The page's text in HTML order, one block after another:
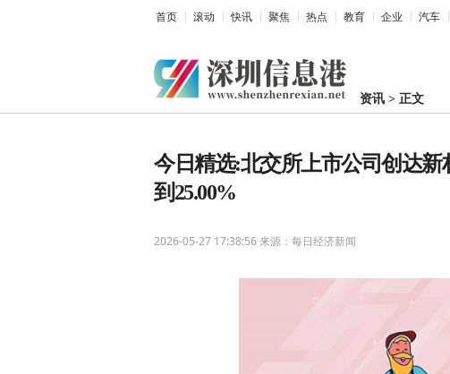
首页 滚动 快讯 聚焦 热点 教育 企业 汽车
资讯 > 正文
今日精选:北交所上市公司创达
到25.00%
2026-05-27 17:38:56来源：每日经济新闻